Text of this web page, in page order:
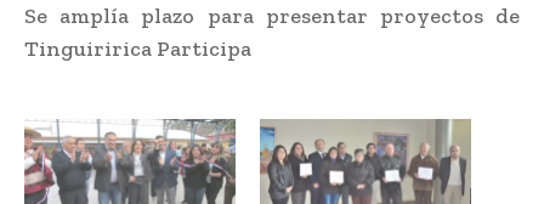
Se amplía plazo para presentar proyectos de
Tinguiririca Participa